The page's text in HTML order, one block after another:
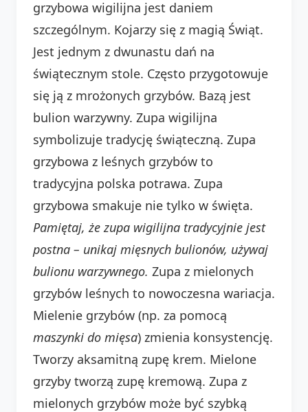
grzybowa wigilijna jest daniem
szczególnym. Kojarzy się z magią Świąt.
Jest jednym z dwunastu dań na
świątecznym stole. Często przygotowuje
się ją z mrożonych grzybów. Bazą jest
bulion warzywny. Zupa wigilijna
symbolizuje tradycję świąteczną. Zupa
grzybowa z leśnych grzybów to
tradycyjna polska potrawa. Zupa
grzybowa smakuje nie tylko w święta.
Pamiętaj, że zupa wigilijna tradycyjnie jest
postna – unikaj mięsnych bulionów, używaj
bulionu warzywnego. Zupa z mielonych
grzybów leśnych to nowoczesna wariacja.
Mielenie grzybów (np. za pomocą
maszynki do mięsa) zmienia konsystencję.
Tworzy aksamitną zupę krem. Mielone
grzyby tworzą zupę kremową. Zupa z
mielonych grzybów może być szybką